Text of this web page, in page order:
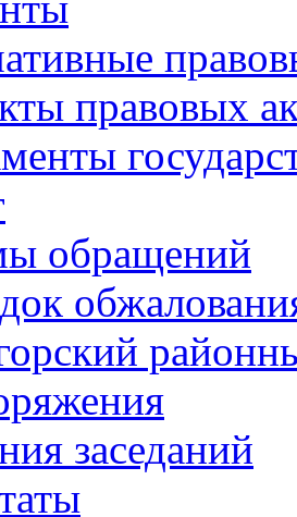
правовых
обращений
заседаний